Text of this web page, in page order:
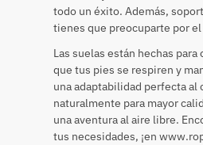
todo un éxito. Además,
tienes que preocuparte por
Las suelas están hechas
que tus pies se respiren y
una adaptabilidad perfecta
naturalmente para mayor
una aventura al aire libre.
tus necesidades, ¡en